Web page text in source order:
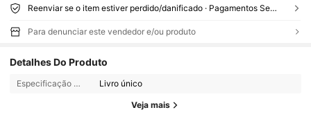
Reenviar se o item estiver perdido/danificado · Pagamentos Seguros · Proteção de privacidade
Para denunciar este vendedor e/ou produto
Detalhes Do Produto
Especificação geral: Livro único
Veja mais